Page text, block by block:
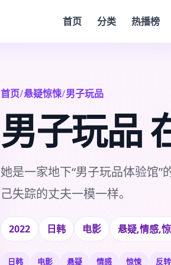
首页 分类 热播榜
首页/悬疑惊悚/男子玩品
男子玩品
她是一家地下“男子玩品体验馆”
己失踪的丈夫一模一样。
2022 日韩 电影 悬疑,情感,
日韩 电影 悬疑 情感 惊悚 反转